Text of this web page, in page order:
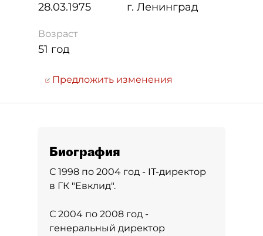
28.03.1975 г. Ленинград
Возраст
51 год
Предложить изменения
Биография
С 1998 по 2004 год - IT-директор
в ГК "Евклид".
С 2004 по 2008 год -
генеральный директор